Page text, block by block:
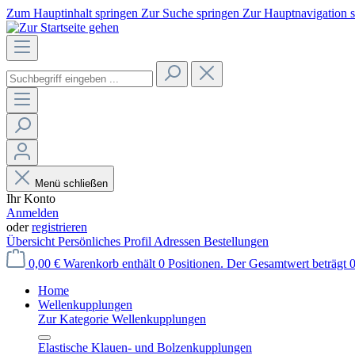
Zum Hauptinhalt springen Zur Suche springen Zur Hauptnavigation
Menü schließen
Ihr Konto
Anmelden
oderregistrieren
Übersicht Persönliches Profil Adressen Bestellungen
0,00 € Warenkorb enthält 0 Positionen. Der Gesamtwert beträgt
Home
Wellenkupplungen
Zur Kategorie Wellenkupplungen
Elastische Klauen- und Bolzenkupplungen